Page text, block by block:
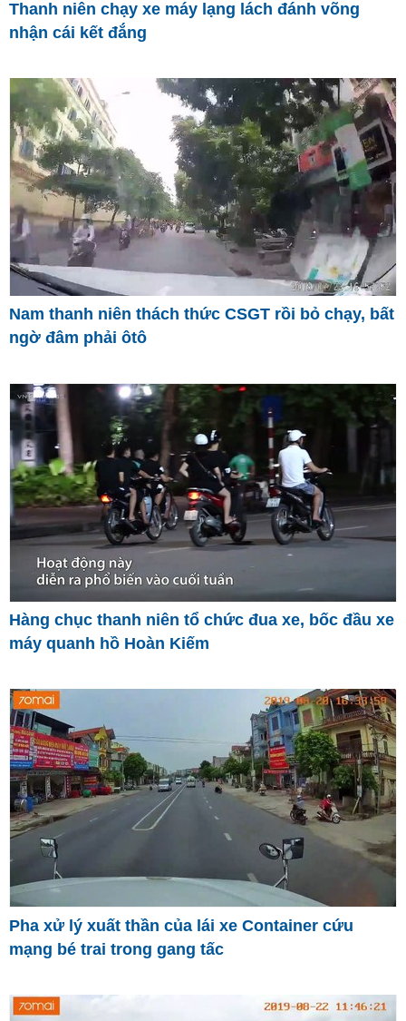
Thanh niên chạy xe máy lạng lách đánh võng
nhận cái kết đắng
Nam thanh niên thách thức CSGT rồi bỏ chạy, bất
ngờ đâm phải ôtô
Hàng chục thanh niên tổ chức đua xe, bốc đầu xe
máy quanh hồ Hoàn Kiếm
Pha xử lý xuất thần của lái xe Container cứu
mạng bé trai trong gang tấc